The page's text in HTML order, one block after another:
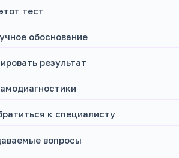
тест
обоснование
результат
к специалисту
вопросы